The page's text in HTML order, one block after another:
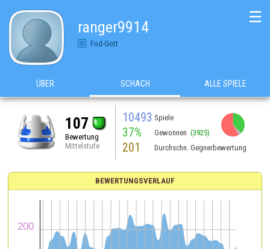
ranger9914
Fod-Gott
☰
ÜBER SCHACH ALLE SPIELE
107
Bewertung
Mittelstufe
10493 Spiele
37% Gewonnen (3925)
201 Durchschn. Gegnerbewertung
BEWERTUNGSVERLAUF